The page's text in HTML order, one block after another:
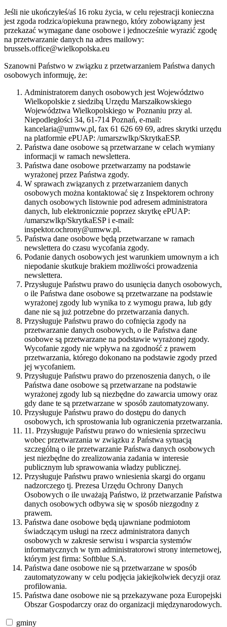
Jeśli nie ukończyłeś/aś 16 roku życia, w celu rejestracji konieczna
jest zgoda rodzica/opiekuna prawnego, który zobowiązany jest
przekazać wymagane dane osobowe i jednocześnie wyrazić zgodę
na przetwarzanie danych na adres mailowy:
brussels.office@wielkopolska.eu
Szanowni Państwo w związku z przetwarzaniem Państwa danych
osobowych informuję, że:
Administratorem danych osobowych jest Województwo
Wielkopolskie z siedzibą Urzędu Marszałkowskiego
Województwa Wielkopolskiego w Poznaniu przy al.
Niepodległości 34, 61-714 Poznań, e-mail:
kancelaria@umww.pl, fax 61 626 69 69, adres skrytki urzędu
na platformie ePUAP: /umarszwlkp/SkrytkaESP.
Państwa dane osobowe są przetwarzane w celach wymiany
informacji w ramach newslettera.
Państwa dane osobowe przetwarzamy na podstawie
wyrażonej przez Państwa zgody.
W sprawach związanych z przetwarzaniem danych
osobowych można kontaktować się z Inspektorem ochrony
danych osobowych listownie pod adresem administratora
danych, lub elektronicznie poprzez skrytkę ePUAP:
/umarszwlkp/SkrytkaESP i e-mail:
inspektor.ochrony@umww.pl.
Państwa dane osobowe będą przetwarzane w ramach
newslettera do czasu wycofania zgody.
Podanie danych osobowych jest warunkiem umownym a ich
niepodanie skutkuje brakiem możliwości prowadzenia
newslettera.
Przysługuje Państwu prawo do usunięcia danych osobowych,
o ile Państwa dane osobowe są przetwarzane na podstawie
wyrażonej zgody lub wynika to z wymogu prawa, lub gdy
dane nie są już potrzebne do przetwarzania danych.
Przysługuje Państwu prawo do cofnięcia zgody na
przetwarzanie danych osobowych, o ile Państwa dane
osobowe są przetwarzane na podstawie wyrażonej zgody.
Wycofanie zgody nie wpływa na zgodność z prawem
przetwarzania, którego dokonano na podstawie zgody przed
jej wycofaniem.
Przysługuje Państwu prawo do przenoszenia danych, o ile
Państwa dane osobowe są przetwarzane na podstawie
wyrażonej zgody lub są niezbędne do zawarcia umowy oraz
gdy dane te są przetwarzane w sposób zautomatyzowany.
Przysługuje Państwu prawo do dostępu do danych
osobowych, ich sprostowania lub ograniczenia przetwarzania.
11. Przysługuje Państwu prawo do wniesienia sprzeciwu
wobec przetwarzania w związku z Państwa sytuacją
szczególną o ile przetwarzanie Państwa danych osobowych
jest niezbędne do zrealizowania zadania w interesie
publicznym lub sprawowania władzy publicznej.
Przysługuje Państwu prawo wniesienia skargi do organu
nadzorczego tj. Prezesa Urzędu Ochrony Danych
Osobowych o ile uważają Państwo, iż przetwarzanie Państwa
danych osobowych odbywa się w sposób niezgodny z
prawem.
Państwa dane osobowe będą ujawniane podmiotom
świadczącym usługi na rzecz administratora danych
osobowych w zakresie serwisu i wsparcia systemów
informatycznych w tym administratorowi strony internetowej,
którym jest firma: Softblue S.A.
Państwa dane osobowe nie są przetwarzane w sposób
zautomatyzowany w celu podjęcia jakiejkolwiek decyzji oraz
profilowania.
Państwa dane osobowe nie są przekazywane poza Europejski
Obszar Gospodarczy oraz do organizacji międzynarodowych.
gminy